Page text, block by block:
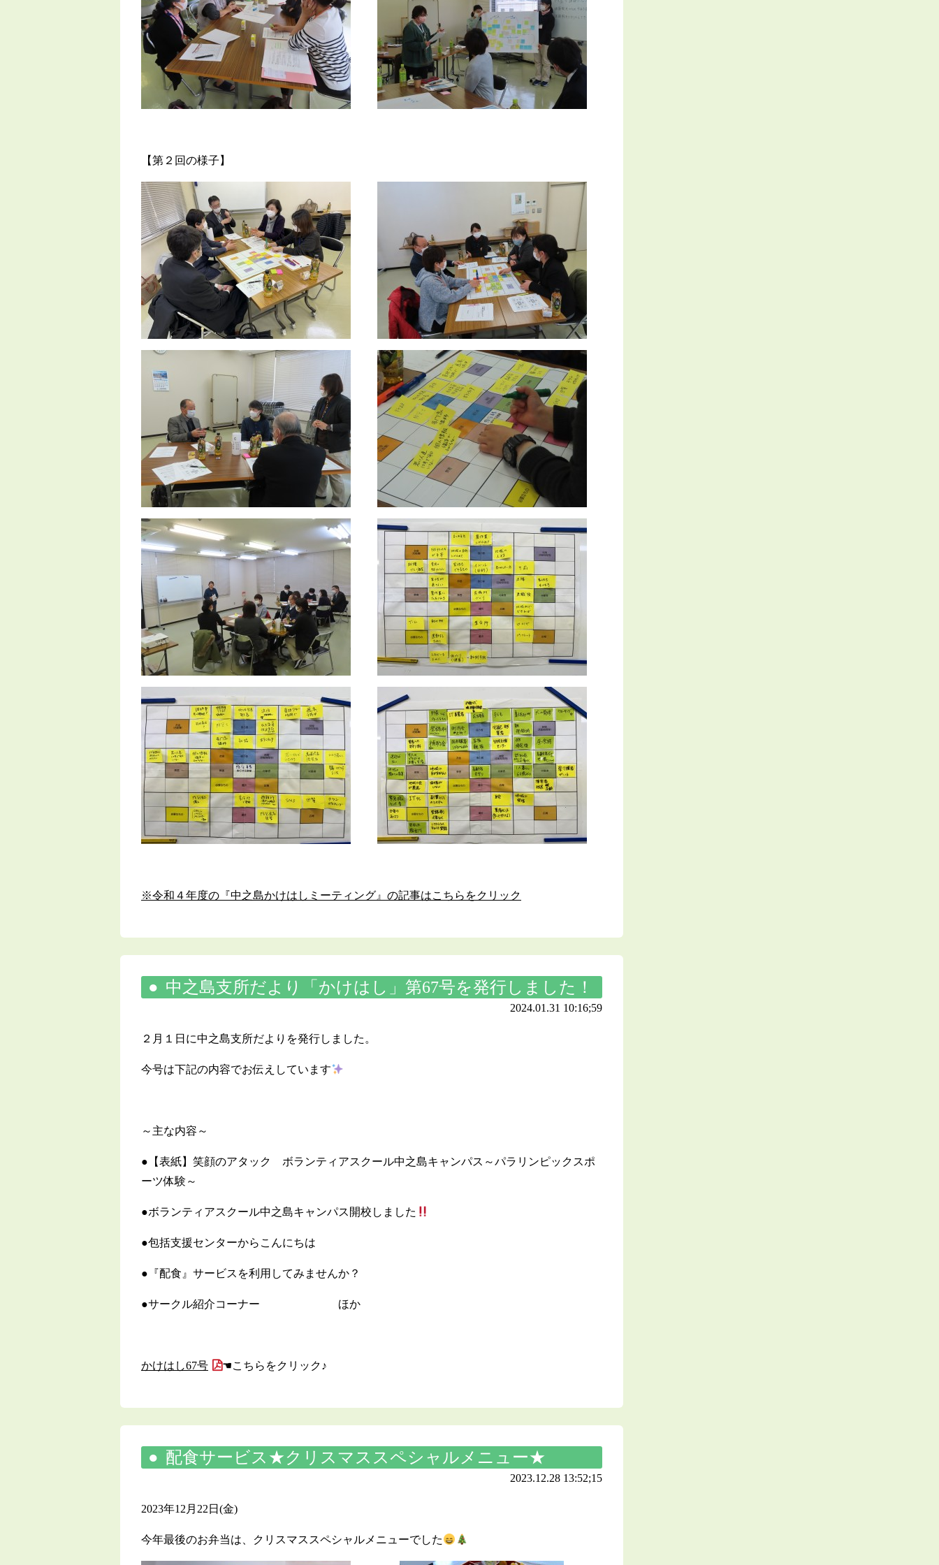
【第２回の様子】
※令和４年度の『中之島かけはしミーティング』の記事はこちらをクリック
中之島支所だより「かけはし」第67号を発行しました！
2024.01.31 10:16;59
２月１日に中之島支所だよりを発行しました。
今号は下記の内容でお伝えしています
～主な内容～
●【表紙】笑顔のアタック ボランティアスクール中之島キャンパス～パラリンピックスポ
ーツ体験～
●ボランティアスクール中之島キャンパス開校しました
●包括支援センターからこんにちは
●『配食』サービスを利用してみませんか？
●サークル紹介コーナー ほか
かけはし67号 ☚こちらをクリック♪
配食サービス★クリスマススペシャルメニュー★
2023.12.28 13:52;15
2023年12月22日(金)
今年最後のお弁当は、クリスマススペシャルメニューでした